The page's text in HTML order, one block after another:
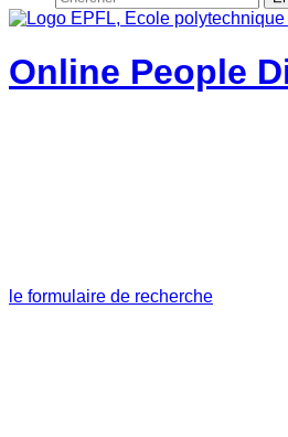
Online People
le formulaire de recherche